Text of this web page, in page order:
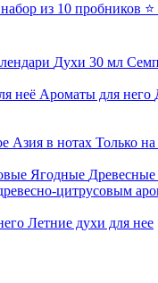
из 10 пробников
Духи 30 мл
неё Ароматы для него
Азия в нотах Только на
Ягодные Древесные
цитрусовым
Летние духи для нее